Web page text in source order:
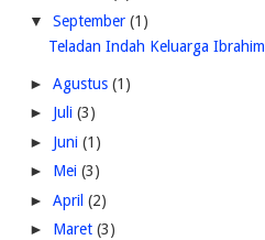
▼ September (1)
Teladan Indah Keluarga Ibrahim
► Agustus (1)
► Juli (3)
► Juni (1)
► Mei (3)
► April (2)
► Maret (3)